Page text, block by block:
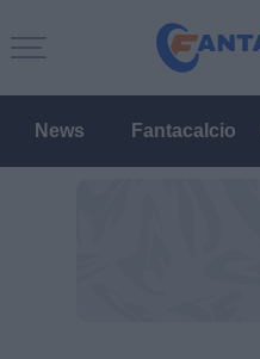
News Fantacalcio